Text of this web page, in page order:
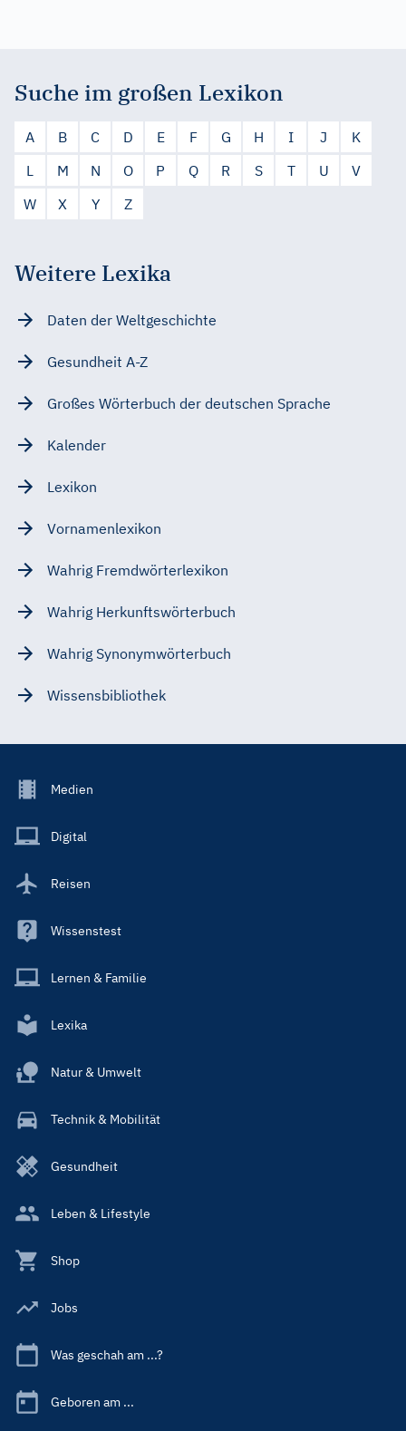
Suche im großen Lexikon
A B C D E F G H I J
K
L
M N O P Q R S T U
V
W
X Y Z
Weitere Lexika
Daten der Weltgeschichte
Gesundheit A-Z
Großes Wörterbuch der deutschen Sprache
Kalender
Lexikon
Vornamenlexikon
Wahrig Fremdwörterlexikon
Wahrig Herkunftswörterbuch
Wahrig Synonymwörterbuch
Wissensbibliothek
Footer
Main
Medien
Digital
Reisen
Wissenstest
Lernen & Familie
Lexika
Natur & Umwelt
Technik & Mobilität
Gesundheit
Leben & Lifestyle
Shop
Jobs
Was geschah am ...?
Geboren am ...